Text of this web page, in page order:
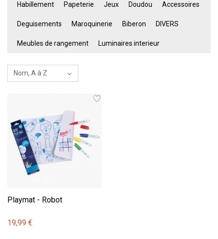
Habillement Papeterie Jeux Doudou Accessoires
Deguisements Maroquinerie Biberon DIVERS
Meubles de rangement Luminaires interieur
Playmat - Robot
19,99 €